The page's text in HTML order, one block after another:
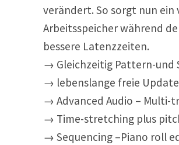
verändert. So sorgt nun
Arbeitsspeicher während
bessere Latenzzeiten.
→ Gleichzeitig Pattern-und
→ lebenslange freie
→ Advanced Audio – Multi-
→ Time-stretching plus
→ Sequencing –Piano roll